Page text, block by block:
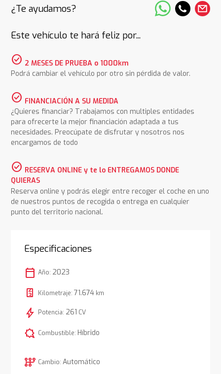
¿Te ayudamos?
Este vehículo te hará feliz por...
check_circle 2 MESES DE PRUEBA o 1000km
Podrá cambiar el vehículo por otro sin pérdida de valor.
check_circle FINANCIACIÓN A SU MEDIDA
¿Quieres financiar? Trabajamos con multiples entidades
para ofrecerte la mejor financiación adaptada a tus
necesidades. Preocúpate de disfrutar y nosotros nos
encargamos de todo
check_circle RESERVA ONLINE y te lo ENTREGAMOS DONDE
QUIERAS
Reserva online y podrás elegir entre recoger el coche en uno
de nuestros puntos de recogida o entrega en cualquier
punto del territorio nacional.
Especificaciones
calendar_today Año: 2023
Kilometraje: 71.674km
bolt Potencia: 261 CV
comic_bubble Combustible: Híbrido
auto_transmission Cambio: Automático